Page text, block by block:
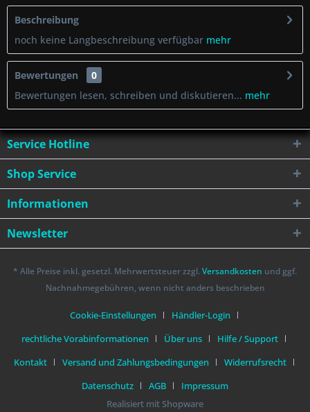
Beschreibung
noch keine Langbeschreibung verfügbar mehr
Bewertungen
0
Bewertungen lesen, schreiben und diskutieren... mehr
Service Hotline
Shop Service
Informationen
Newsletter
* Alle Preise inkl. gesetzl. Mehrwertsteuer zzgl. Versandkosten und ggf.
Nachnahmegebühren, wenn nicht anders beschrieben
Cookie-Einstellungen
Händler-Login
rechtliche Vorabinformationen
Über uns
Hilfe / Support
Kontakt
Versand und Zahlungsbedingungen
Widerrufsrecht
Datenschutz
AGB
Impressum
Realisiert mit Shopware